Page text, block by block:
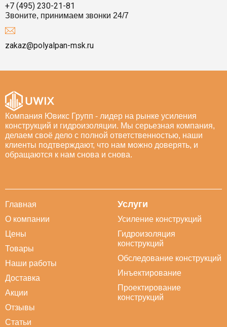
+7 (495) 230-21-81
Звоните, принимаем звонки 24/7
zakaz@polyalpan-msk.ru
Компания Ювикс Групп - лидер на рынке усиления
конструкций и гидроизоляции. Мы серьезная компания,
делаем своё дело с полной ответственностью, наши
клиенты подтверждают, что нам можно доверять, и
обращаются к нам снова и снова.
Главная
О компании
Цены
Товары
Наши работы
Доставка
Акции
Отзывы
Статьи
Услуги
Усиление конструкций
Гидроизоляция
конструкций
Обследование конструкций
Инъектирование
Проектирование
конструкций